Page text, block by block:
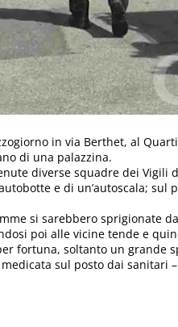
in via Berthet, al
di una palazzina.
diverse squadre dei Vigili
e di un’autoscala; sul
si sarebbero sprigionate
poi alle vicine tende e
fortuna, soltanto un grande
sul posto dai sanitari